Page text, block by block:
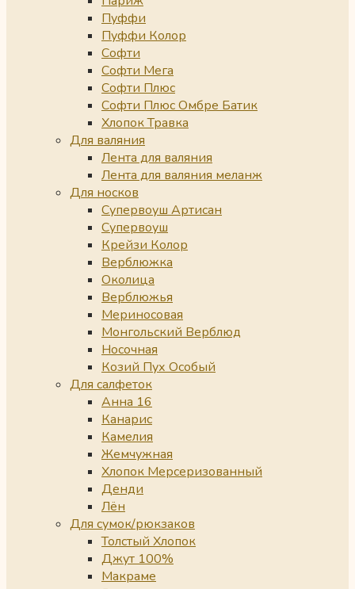
Пуффи
Пуффи Колор
Софти
Софти Мега
Софти Плюс
Софти Плюс Омбре Батик
Хлопок Травка
Для валяния
Лента для валяния
Лента для валяния меланж
Для носков
Супервоуш Артисан
Супервоуш
Крейзи Колор
Верблюжка
Околица
Верблюжья
Мериносовая
Монгольский Верблюд
Носочная
Козий Пух Особый
Для салфеток
Анна 16
Канарис
Камелия
Жемчужная
Хлопок Мерсеризованный
Денди
Лён
Для сумок/рюкзаков
Толстый Хлопок
Джут 100%
Макраме